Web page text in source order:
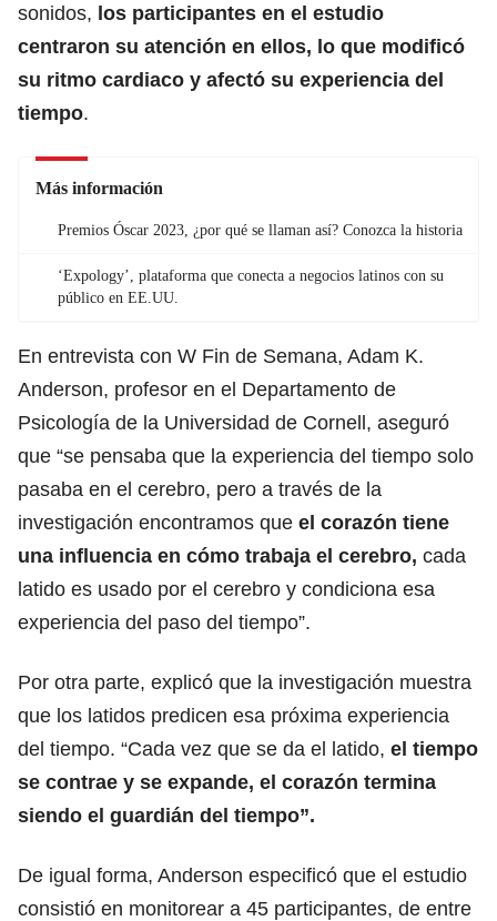
sonidos, los participantes en el estudio
centraron su atención en ellos, lo que modificó
su ritmo cardiaco y afectó su experiencia del
tiempo.
Más información
Premios Óscar 2023, ¿por qué se llaman así? Conozca la historia
‘Expology’, plataforma que conecta a negocios latinos con su
público en EE.UU.
En entrevista con W Fin de Semana, Adam K.
Anderson, profesor en el Departamento de
Psicología de la Universidad de Cornell, aseguró
que “se pensaba que la experiencia del tiempo solo
pasaba en el cerebro, pero a través de la
investigación encontramos que el corazón tiene
una influencia en cómo trabaja el cerebro, cada
latido es usado por el cerebro y condiciona esa
experiencia del paso del tiempo”.
Por otra parte, explicó que la investigación muestra
que los latidos predicen esa próxima experiencia
del tiempo. “Cada vez que se da el latido, el tiempo
se contrae y se expande, el corazón termina
siendo el guardián del tiempo”.
De igual forma, Anderson especificó que el estudio
consistió en monitorear a 45 participantes, de entre